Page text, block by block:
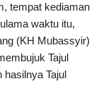
tempat kediaman
waktu itu,
(KH Mubassyir)
Tajul
hasilnya Tajul